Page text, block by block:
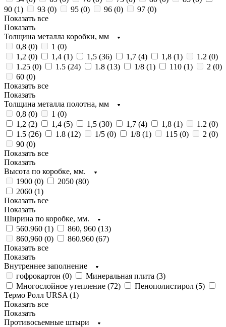
90 (1) 93 (0) 95 (0) 96 (0) 97 (0)
Показать все
Показать
Толщина металла коробки, мм
0,8 (0) 1 (0)
1,2 (0) 1,4 (1) 1,5 (36) 1,7 (4) 1,8 (1) 1.2 (0)
1.25 (0) 1.5 (24) 1.8 (13) 1/8 (1) 110 (1) 2 (0)
60 (0)
Показать все
Показать
Толщина металла полотна, мм
0,8 (0) 1 (0)
1,2 (2) 1,4 (5) 1,5 (30) 1,7 (4) 1,8 (1) 1.2 (0)
1.5 (26) 1.8 (12) 1/5 (0) 1/8 (1) 115 (0) 2 (0)
90 (0)
Показать все
Показать
Высота по коробке, мм.
1900 (0) 2050 (80)
2060 (1)
Показать все
Показать
Ширина по коробке, мм.
560.960 (1) 860, 960 (13)
860,960 (0) 860.960 (67)
Показать все
Показать
Внутреннее заполнение
гофрокартон (0) Минеральная плита (3)
Многослойное утепление (72) Пенополистирол (5)
Термо Ролл URSA (1)
Показать все
Показать
Противосьемные штыри